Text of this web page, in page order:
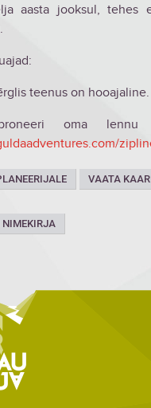
aasta jooksul, tehes
teenus on
oma lennu
VAATA
NIMEKIRJA